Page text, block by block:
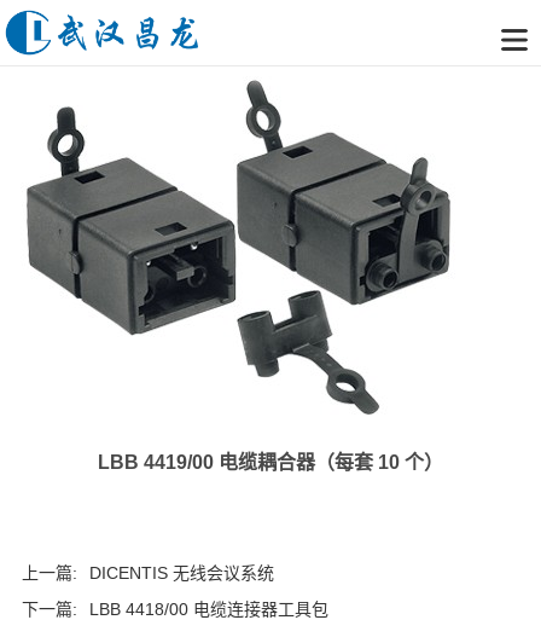
LBB 4419/00 电缆耦合器（每套 10 个）
上一篇:
DICENTIS 无线会议系统
下一篇:
LBB 4418/00 电缆连接器工具包